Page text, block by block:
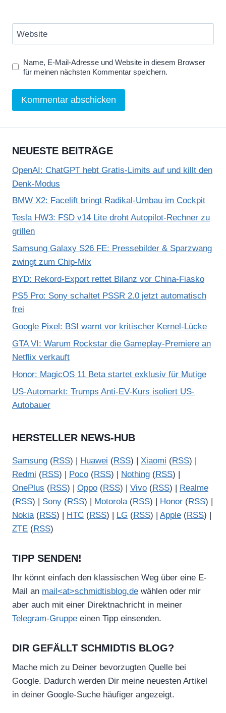
Website
Name, E-Mail-Adresse und Website in diesem Browser
für meinen nächsten Kommentar speichern.
NEUESTE BEITRÄGE
OpenAI: ChatGPT hebt Gratis-Limits auf und killt den
Denk-Modus
BMW X2: Facelift bringt Radikal-Umbau im Cockpit
Tesla HW3: FSD v14 Lite droht Autopilot-Rechner zu
grillen
Samsung Galaxy S26 FE: Pressebilder & Sparzwang
zwingt zum Chip-Mix
BYD: Rekord-Export rettet Bilanz vor China-Fiasko
PS5 Pro: Sony schaltet PSSR 2.0 jetzt automatisch
frei
Google Pixel: BSI warnt vor kritischer Kernel-Lücke
GTA VI: Warum Rockstar die Gameplay-Premiere an
Netflix verkauft
Honor: MagicOS 11 Beta startet exklusiv für Mutige
US-Automarkt: Trumps Anti-EV-Kurs isoliert US-
Autobauer
HERSTELLER NEWS-HUB
Samsung (RSS) | Huawei (RSS) | Xiaomi (RSS) |
Redmi (RSS) | Poco (RSS) | Nothing (RSS) |
OnePlus (RSS) | Oppo (RSS) | Vivo (RSS) |
Realme
(RSS) | Sony (RSS) | Motorola(RSS) | Honor (RSS) |
Nokia(RSS) | HTC (RSS) | LG (RSS) | Apple (RSS) |
ZTE (RSS)
TIPP SENDEN!
Ihr könnt einfach den klassischen Weg über eine E-
Mail an mail<at>schmidtisblog.de wählen oder mir
aber auch mit einer Direktnachricht in meiner
Telegram-Gruppe einen Tipp einsenden.
DIR GEFÄLLT SCHMIDTIS BLOG?
Mache mich zu Deiner bevorzugten Quelle bei
Google. Dadurch werden Dir meine neuesten Artikel
in deiner Google-Suche häufiger angezeigt.